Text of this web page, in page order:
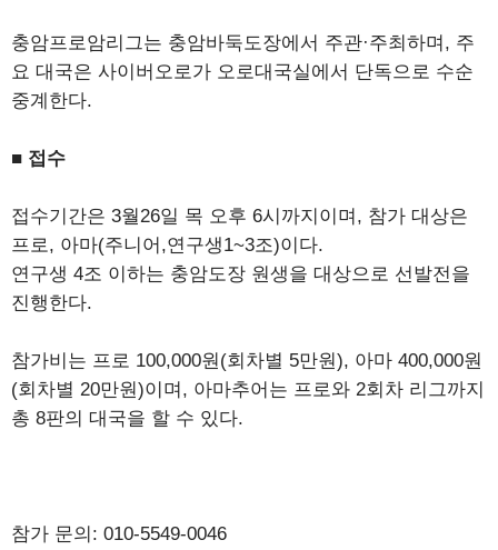
충암프로암리그는 충암바둑도장에서 주관·주최하며, 주
요 대국은 사이버오로가 오로대국실에서 단독으로 수순
중계한다.
■ 접수
접수기간은 3월26일 목 오후 6시까지이며, 참가 대상은
프로, 아마(주니어,연구생1~3조)이다.
연구생 4조 이하는 충암도장 원생을 대상으로 선발전을
진행한다.
참가비는 프로 100,000원(회차별 5만원), 아마 400,000원
(회차별 20만원)이며, 아마추어는 프로와 2회차 리그까지
총 8판의 대국을 할 수 있다.
참가 문의: 010-5549-0046